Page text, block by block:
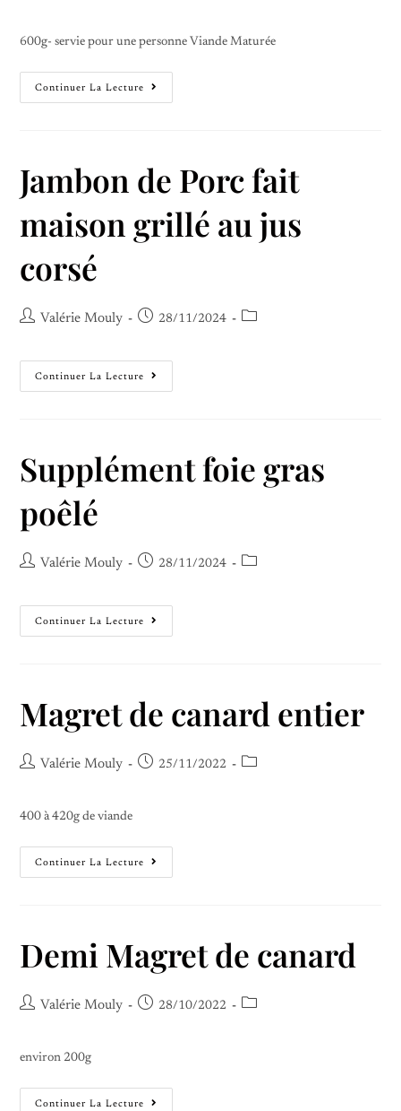
600g- servie pour une personne Viande Maturée
Continuer La Lecture
Jambon de Porc fait
maison grillé au jus
corsé
Valérie Mouly 28/11/2024
Continuer La Lecture
Supplément foie gras
poêlé
Valérie Mouly 28/11/2024
Continuer La Lecture
Magret de canard entier
Valérie Mouly 25/11/2022
400 à 420g de viande
Continuer La Lecture
Demi Magret de canard
Valérie Mouly 28/10/2022
environ 200g
Continuer La Lecture